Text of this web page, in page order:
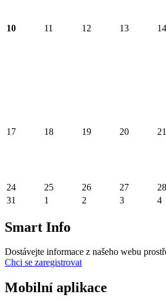
10 11 12 13 14
17 18 19 20 21
24 25 26 27 28
31
1 2 3 4
Smart Info
Dostávejte informace z našeho webu
Chci se zaregistrovat
Mobilní aplikace